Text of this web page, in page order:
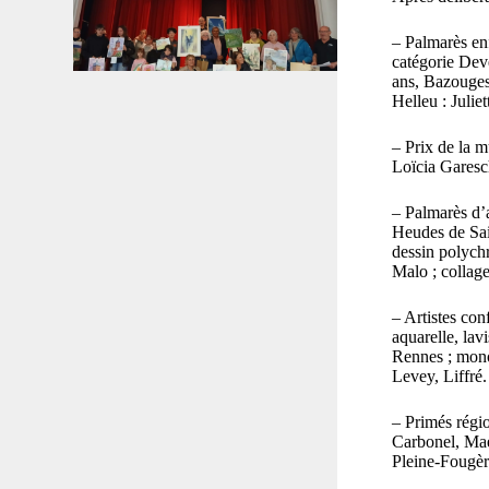
– Palmarès
catégorie
ans,
Helleu :
– Prix de la
Loïcia
– Palmarès
Heudes de
dessin
Malo ;
– Artistes
aquarelle,
Rennes ;
Levey, Liffré.
– Primés
Carbonel,
Pleine-